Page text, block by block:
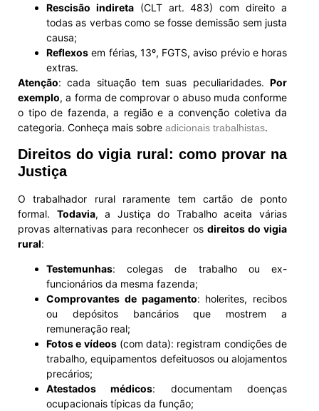
Rescisão indireta(CLT art. 483) com direito a
todas as verbas como se fosse demissão sem justa
causa;
Reflexos em férias, 13º, FGTS, aviso prévio e horas
extras.
Atenção: cada situação tem suas peculiaridades. Por
exemplo, a forma de comprovar o abuso muda conforme
o tipo de fazenda, a região e a convenção coletiva da
categoria. Conheça mais sobre adicionais trabalhistas.
Direitos do vigia rural: como provar na
Justiça
O trabalhador rural raramente tem cartão de ponto
formal. Todavia, a Justiça do Trabalho aceita várias
provas alternativas para reconhecer os direitos do vigia
rural:
Testemunhas: colegas de trabalho ou ex-
funcionários da mesma fazenda;
Comprovantes de pagamento: holerites, recibos
ou depósitos bancários que mostrem a
remuneração real;
Fotos e vídeos(com data): registram condições de
trabalho, equipamentos defeituosos ou alojamentos
precários;
Atestados médicos: documentam doenças
ocupacionais típicas da função;